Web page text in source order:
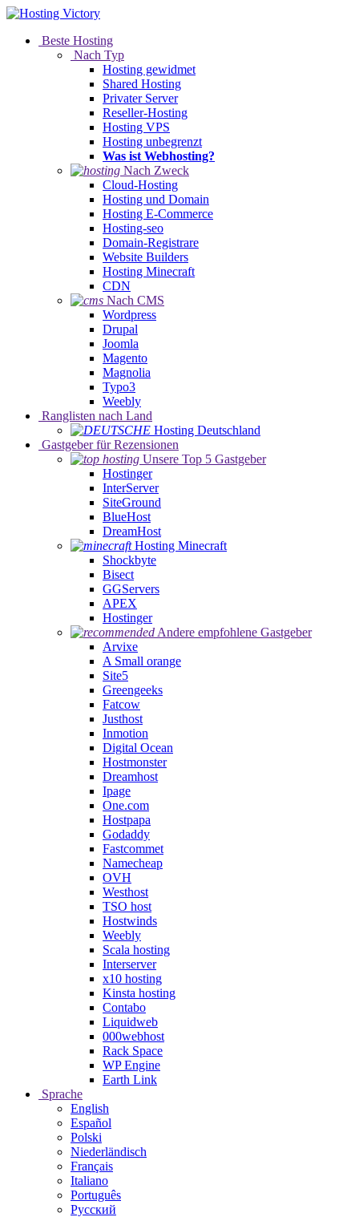
Beste Hosting
Nach Typ
Hosting gewidmet
Shared Hosting
Privater Server
Reseller-Hosting
Hosting VPS
Hosting unbegrenzt
Was ist Webhosting?
Nach Zweck
Cloud-Hosting
Hosting und Domain
Hosting E-Commerce
Hosting-seo
Domain-Registrare
Website Builders
Hosting Minecraft
CDN
Nach CMS
Wordpress
Drupal
Joomla
Magento
Magnolia
Typo3
Weebly
Ranglisten nach Land
Hosting Deutschland
Gastgeber für Rezensionen
Unsere Top 5 Gastgeber
Hostinger
InterServer
SiteGround
BlueHost
DreamHost
Hosting Minecraft
Shockbyte
Bisect
GGServers
APEX
Hostinger
Andere empfohlene Gastgeber
Arvixe
A Small orange
Site5
Greengeeks
Fatcow
Justhost
Inmotion
Digital Ocean
Hostmonster
Dreamhost
Ipage
One.com
Hostpapa
Godaddy
Fastcommet
Namecheap
OVH
Westhost
TSO host
Hostwinds
Weebly
Scala hosting
Interserver
x10 hosting
Kinsta hosting
Contabo
Liquidweb
000webhost
Rack Space
WP Engine
Earth Link
Sprache
English
Español
Polski
Niederländisch
Français
Italiano
Português
Русский